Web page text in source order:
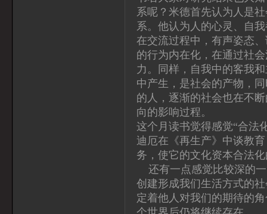
系呢？米德首先认为人是
系。他认为人的心灵、自
在交流过程中，有声姿态
的行为内在化，在通过社
力。同样，自我中的客我
中产生，是社会的产物，
的人，逐渐的社会也在不
向的影响过程。
这个月读书觉得感觉“合法
迪厄在《再生产》中谈教
务，使它的文化资本合法
还有一点感觉比较深的一
创建形成我们生活方式的
定着他人对我们的期待的